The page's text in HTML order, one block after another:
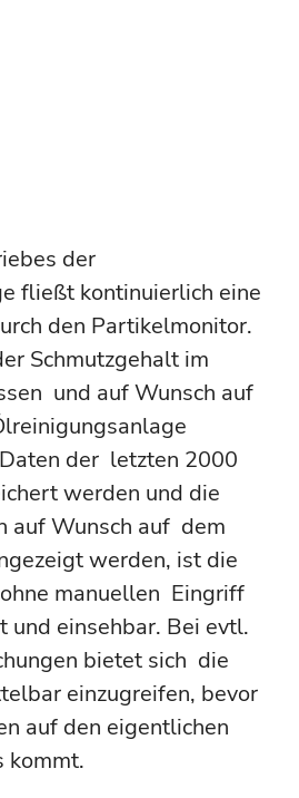
der
fließt kontinuierlich eine
den Partikelmonitor.
Schmutzgehalt im
und auf Wunsch auf
der letzten 2000
werden und die
auf Wunsch auf dem
werden, ist die
manuellen Eingriff
und einsehbar. Bei evtl.
bietet sich die
einzugreifen, bevor
auf den eigentlichen
kommt.